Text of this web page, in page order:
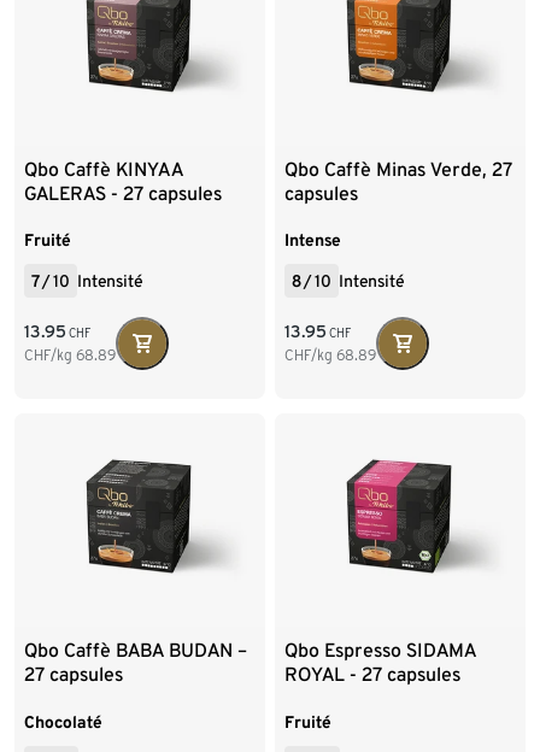
Qbo Caffè KINYAA
GALERAS - 27 capsules
Fruité
7/10 Intensité
13.95 CHF
CHF/kg 68.89
Qbo Caffè Minas Verde, 27
capsules
Intense
8/10 Intensité
13.95 CHF
CHF/kg 68.89
Qbo Caffè BABA BUDAN –
27 capsules
Chocolaté
Qbo Espresso SIDAMA
ROYAL - 27 capsules
Fruité